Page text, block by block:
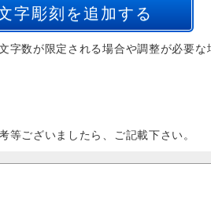
字数が限定される場合や調整が必要
等ございましたら、ご記載下さい。